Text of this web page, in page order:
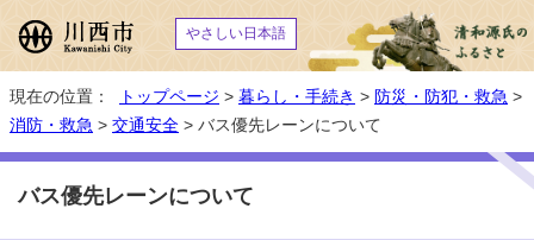
やさしい日本語
現在の位置： トップページ > 暮らし・手続き > 防災・防犯・救急 >
消防・救急 > 交通安全 > バス優先レーンについて
バス優先レーンについて